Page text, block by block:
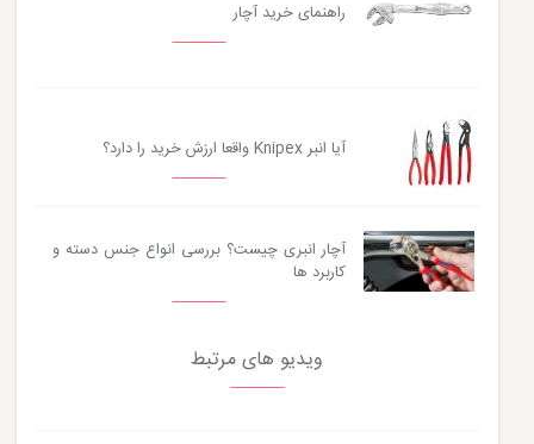
راهنمای خرید آچار
آیا انبر Knipex واقعا ارزش خرید را دارد؟
آچار انبری چیست؟ بررسی انواع جنس دسته و
کاربرد ها
ویدیو های مرتبط